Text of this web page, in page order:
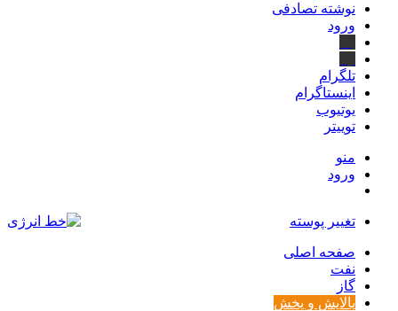
نوشته تصادفی
ورود
تلگرام
اینستاگرام
یوتیوب
توییتر
منو
ورود
تغییر پوسته
صفحه اصلی
نفت
گاز
پالایش و پخش